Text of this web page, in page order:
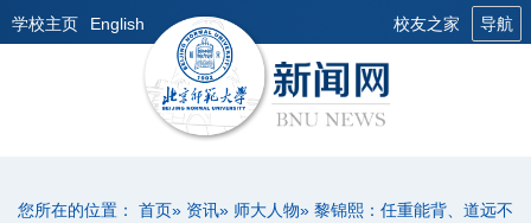
学校主页 English 校友之家 导航
您所在的位置： 首页» 资讯» 师大人物» 黎锦熙：任重能背、道远不